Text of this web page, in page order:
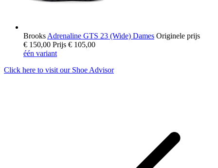
Brooks Adrenaline GTS 23 (Wide) Dames Originele prijs
€ 150,00 Prijs € 105,00
één variant
Click here to visit our Shoe Advisor